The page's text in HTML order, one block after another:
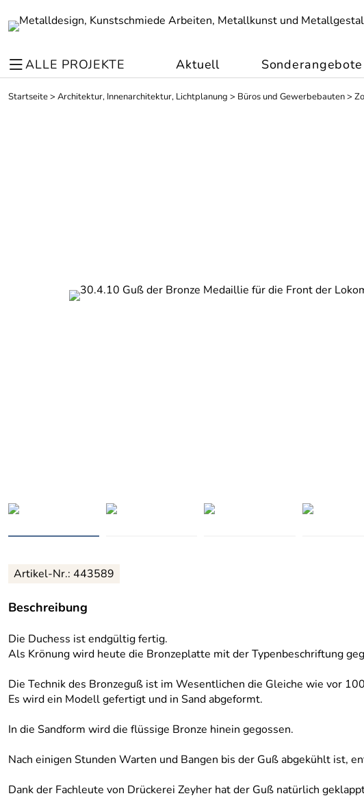
ALLE PROJEKTE Aktuell Sonderangebote
Startseite> Architektur, Innenarchitektur, Lichtplanung > Büros und Gewerbebauten>
Artikel-Nr.: 443589
Beschreibung
Die Duchess ist endgültig fertig.
Als Krönung wird heute die Bronzeplatte mit der Typenbeschriftung
Die Technik des Bronzeguß ist im Wesentlichen die Gleiche wie vor
Es wird ein Modell gefertigt und in Sand abgeformt.
In die Sandform wird die flüssige Bronze hinein gegossen.
Nach einigen Stunden Warten und Bangen bis der Guß abgekühlt ist,
Dank der Fachleute von Drückerei Zeyher hat der Guß natürlich